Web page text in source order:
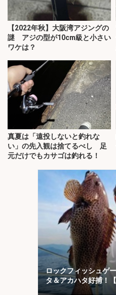
【2022年秋】大阪湾アジングの
謎 アジの型が10cm級と小さい
ワケは？
真夏は「遠投しないと釣れな
い」の先入観は捨てるべし 足
元だけでもカサゴは釣れる！
ロックフィッシュゲ
タ＆アカハタ好捕！
選・三重】